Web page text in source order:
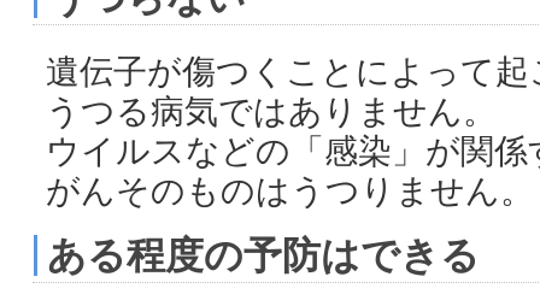
遺伝子が傷つくことによって
うつる病気ではありません。
ウイルスなどの「感染」が関
がんそのものはうつりません。
ある程度の予防はできる